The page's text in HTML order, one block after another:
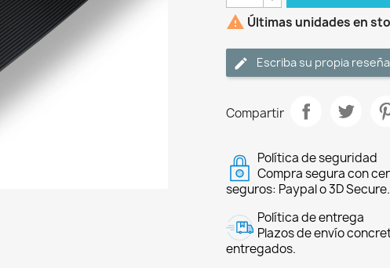
 Últimas unidades en
Escriba su propia reseña
Compartir
Política de seguridad
Compra segura con
seguros: Paypal o 3D Secure.
Política de entrega
Plazos de envío
entregados.